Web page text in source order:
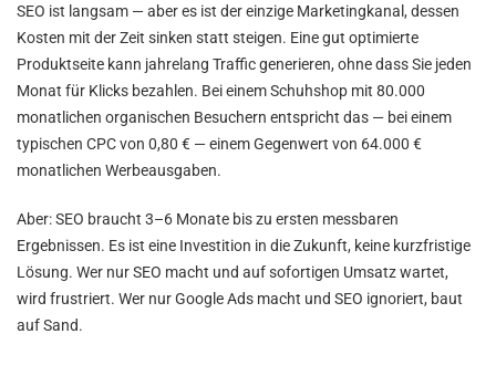
SEO ist langsam — aber es ist der einzige Marketingkanal, dessen
Kosten mit der Zeit sinken statt steigen. Eine gut optimierte
Produktseite kann jahrelang Traffic generieren, ohne dass Sie jeden
Monat für Klicks bezahlen. Bei einem Schuhshop mit 80.000
monatlichen organischen Besuchern entspricht das — bei einem
typischen CPC von 0,80 € — einem Gegenwert von 64.000 €
monatlichen Werbeausgaben.
Aber: SEO braucht 3–6 Monate bis zu ersten messbaren
Ergebnissen. Es ist eine Investition in die Zukunft, keine kurzfristige
Lösung. Wer nur SEO macht und auf sofortigen Umsatz wartet,
wird frustriert. Wer nur Google Ads macht und SEO ignoriert, baut
auf Sand.